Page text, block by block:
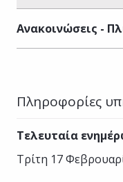
Ανακοινώσεις -
Πληροφορίες
Τελευταία
Τρίτη 17